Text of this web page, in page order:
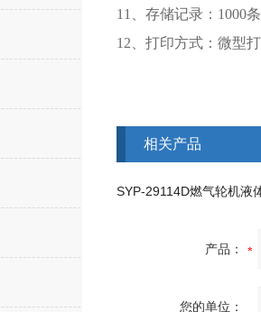
11、存储记录：1000条
12、打印方式：微型
相关产品
产品：
您的单位：